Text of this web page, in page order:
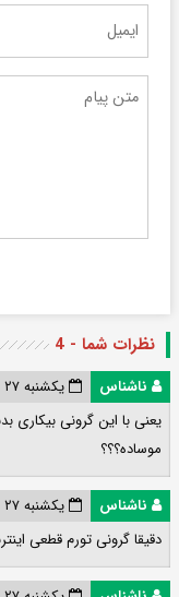
نظرات شما - 4
ناشناس
یکشنبه ۲۷ اردیبهشت ۱۴۰۵ ۲۳:۳۹:۵۲
یعنی با این گرونی بیکاری
موساده؟؟؟
ناشناس
یکشنبه ۲۷ اردیبهشت ۱۴۰۵ ۲۳:۴۰:۲۷
دقیقا گرونی تورم قطعی